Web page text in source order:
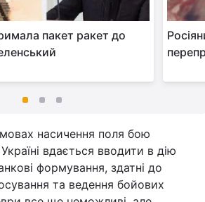
пакет ракет до
насичення поля бою
вдається вводити в дію
формування, здатні до
та ведення бойових